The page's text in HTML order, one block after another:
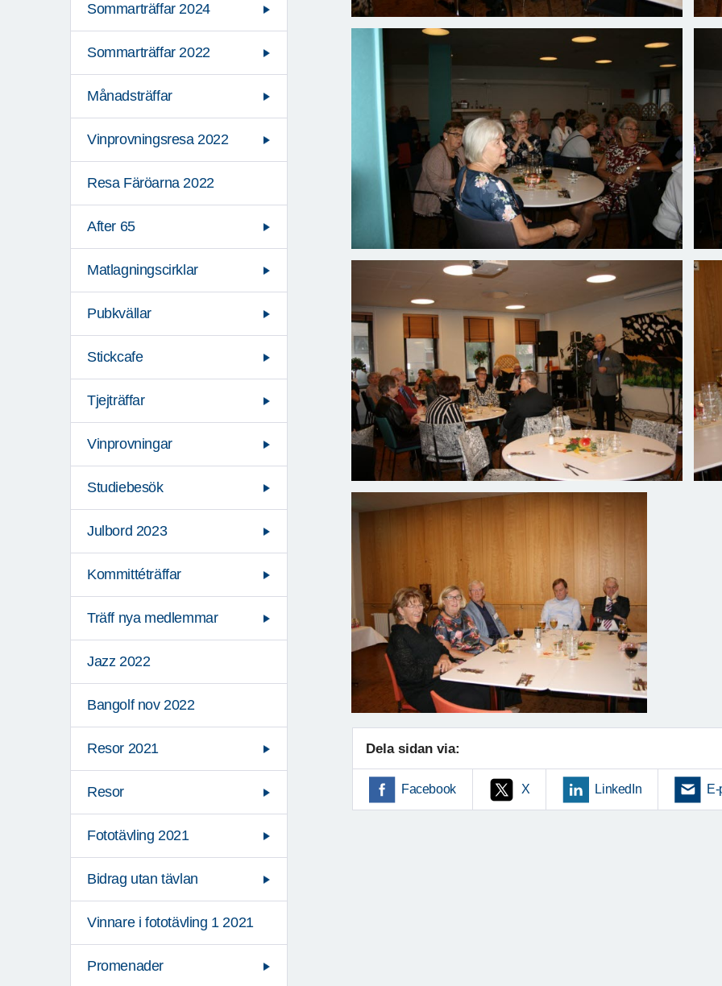
Sommarträffar 2024
Sommarträffar 2022
Månadsträffar
Vinprovningsresa 2022
Resa Färöarna 2022
After 65
Matlagningscirklar
Pubkvällar
Stickcafe
Tjejträffar
Vinprovningar
Studiebesök
Julbord 2023
Kommittéträffar
Träff nya medlemmar
Jazz 2022
Bangolf nov 2022
Resor 2021
Resor
Fototävling 2021
Bidrag utan tävlan
Vinnare i fototävling 1 2021
Promenader
Dela sidan via:
Facebook X LinkedIn